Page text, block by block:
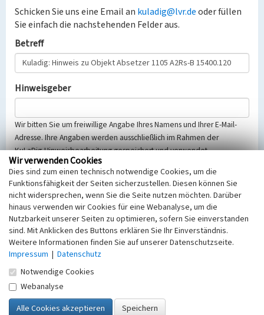
Schicken Sie uns eine Email an kuladig@lvr.deoder füllen
Sie einfach die nachstehenden Felder aus.
Betreff
Hinweisgeber
Wir bitten Sie um freiwillige Angabe Ihres Namens und Ihrer E-Mail-
Adresse. Ihre Angaben werden ausschließlich im Rahmen der
KuLaDig-Hinweisbearbeitung gespeichert und verwendet.
Selbstverständlich werden diese entsprechend der Vorschriften des
Telemediengesetzes, des Datenschutzgesetzes NRW und der seit
dem 25.05.2018 gültigen Europäischen Datenschutzgrundverordnung
(EU-DSGVO) vertraulich behandelt, beachten Sie bitte unsere
Hinweise zumDatenschutz
Nachricht
SicherheitsabfrageTragen Sie unten das Rechenergebnis aus der
Wir verwenden Cookies
Dies sind zum einen technisch notwendige Cookies, um die
Funktionsfähigkeit der Seiten sicherzustellen. Diesen können Sie
nicht widersprechen, wenn Sie die Seite nutzen möchten. Darüber
hinaus verwenden wir Cookies für eine Webanalyse, um die
Nutzbarkeit unserer Seiten zu optimieren, sofern Sie einverstanden
sind. Mit Anklicken des Buttons erklären Sie Ihr Einverständnis.
Weitere Informationen finden Sie auf unserer Datenschutzseite.
Impressum | Datenschutz
Notwendige Cookies
Webanalyse